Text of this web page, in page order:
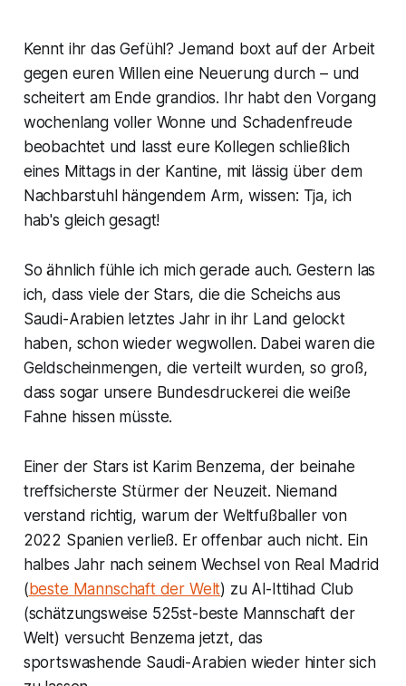
Kennt ihr das Gefühl? Jemand boxt auf der Arbeit
gegen euren Willen eine Neuerung durch – und
scheitert am Ende grandios. Ihr habt den Vorgang
wochenlang voller Wonne und Schadenfreude
beobachtet und lasst eure Kollegen schließlich
eines Mittags in der Kantine, mit lässig über dem
Nachbarstuhl hängendem Arm, wissen: Tja, ich
hab's gleich gesagt!
So ähnlich fühle ich mich gerade auch. Gestern las
ich, dass viele der Stars, die die Scheichs aus
Saudi-Arabien letztes Jahr in ihr Land gelockt
haben, schon wieder wegwollen. Dabei waren die
Geldscheinmengen, die verteilt wurden, so groß,
dass sogar unsere Bundesdruckerei die weiße
Fahne hissen müsste.
Einer der Stars ist Karim Benzema, der beinahe
treffsicherste Stürmer der Neuzeit. Niemand
verstand richtig, warum der Weltfußballer von
2022 Spanien verließ. Er offenbar auch nicht. Ein
halbes Jahr nach seinem Wechsel von Real Madrid
( beste Mannschaft der Welt) zu Al-Ittihad Club
(schätzungsweise 525st-beste Mannschaft der
Welt) versucht Benzema jetzt, das
sportswashende Saudi-Arabien wieder hinter sich